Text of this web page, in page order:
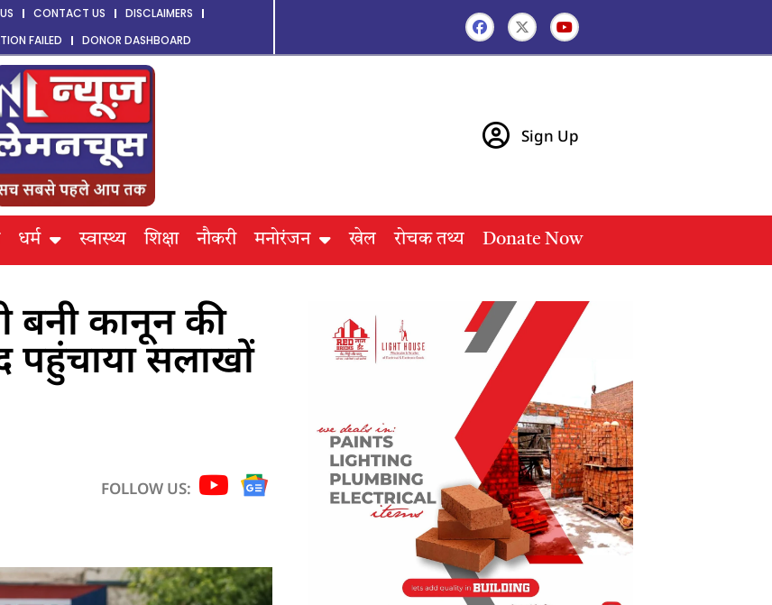
CONTACT US
DISCLAIMERS
FAILED DONOR DASHBOARD
Sign Up
धर्म स्वास्थ्य शिक्षा नौकरी मनोरंजन खेल रोचक तथ्य Donate Now
बनी कानून की
पहुंचाया सलाखों
FOLLOW US: